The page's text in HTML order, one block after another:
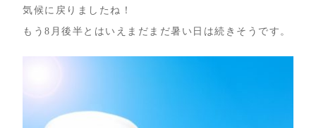
気候に戻りましたね！
もう8月後半とはいえまだまだ暑い日は続きそうです。